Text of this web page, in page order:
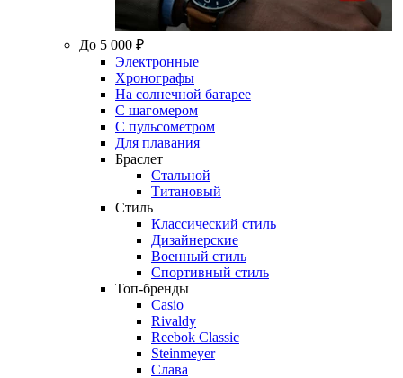
До 5 000 ₽
Электронные
Хронографы
На солнечной батарее
С шагомером
С пульсометром
Для плавания
Браслет
Стальной
Титановый
Стиль
Классический стиль
Дизайнерские
Военный стиль
Спортивный стиль
Топ-бренды
Casio
Rivaldy
Reebok Classic
Steinmeyer
Слава